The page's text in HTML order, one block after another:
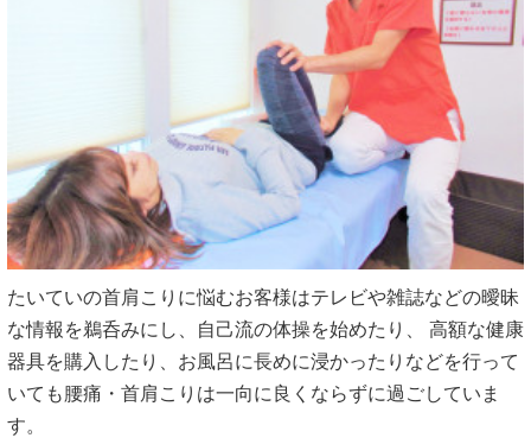
たいていの首肩こりに悩むお客様はテレビや雑誌などの曖昧
な情報を鵜呑みにし、自己流の体操を始めたり、 高額な健康
器具を購入したり、お風呂に長めに浸かったりなどを行って
いても腰痛・首肩こりは一向に良くならずに過ごしていま
す。